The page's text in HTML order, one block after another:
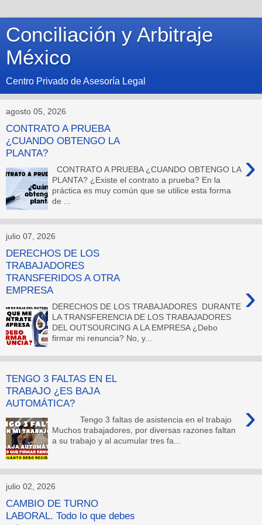
Conciliación y Arbitraje
México
Centro Privado de Asesoría Legal
agosto 05, 2026
CONTRATO A PRUEBA
¿CUANDO OBTENGO LA
PLANTA?
›
CONTRATO A PRUEBA ¿CUANDO OBTENGO LA
PLANTA? ¿Existe el contrato a prueba? En la
práctica es muy común que se utilice esta forma
de ...
julio 07, 2026
DERECHOS DE LOS
TRABAJADORES
TRANSFERIDOS A OTRA
EMPRESA
›
DERECHOS DE LOS TRABAJADORES DURANTE
LA TRANSFERENCIA DE LOS TRABAJADORES
DEL OUTSOURCING A LA EMPRESA ¿Debo
firmar mi renuncia? No, y...
TENGO 3 FALTAS EN EL
TRABAJO ¿ES BAJA
AUTOMÁTICA?
›
Tengo 3 faltas de asistencia en el trabajo
Muchos trabajadores, por diversas razones faltan
a su trabajo y al acumular tres fa...
julio 02, 2026
CAMBIO DE TURNO
LABORAL. Todo lo que debes